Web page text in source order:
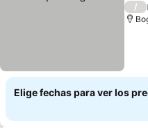
/
Elige fechas para ver los